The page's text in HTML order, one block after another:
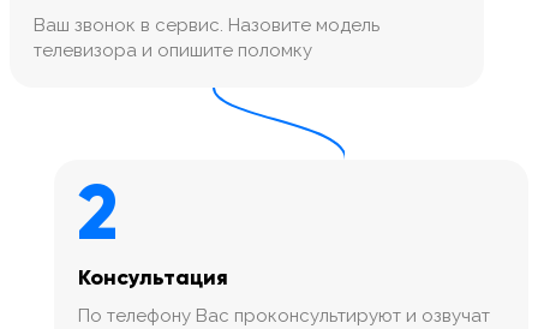
Ваш звонок в сервис. Назовите модель
телевизора и опишите поломку
2
Консультация
По телефону Вас проконсультируют и озвучат